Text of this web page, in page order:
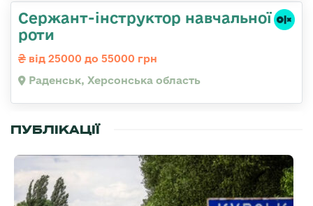
Сержант-інструктор навчальної
роти
від 25000 до 55000 грн
Раденськ, Херсонська область
ПУБЛІКАЦІЇ